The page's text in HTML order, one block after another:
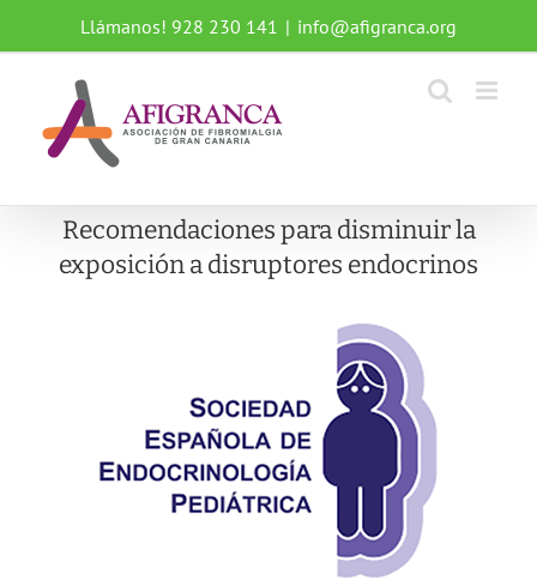
contenido
Llámanos! 928 230 141 | info@afigranca.org
Recomendaciones para disminuir la
exposición a disruptores endocrinos